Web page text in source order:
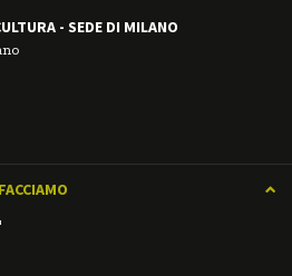
- SEDE DI MILANO